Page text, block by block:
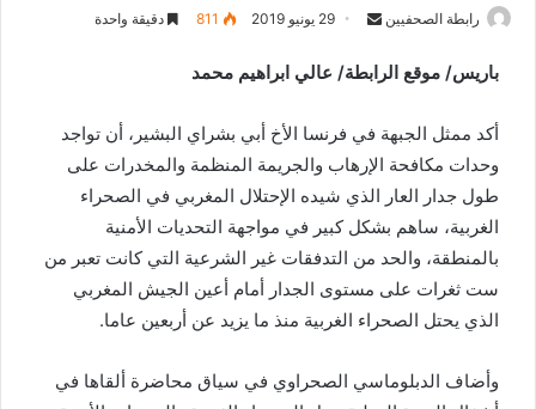
رابطة الصحفيين
n
a
n
e
m
29 يونيو 2019 811 دقيقة واحدة
باريس/ موقع الرابطة/ عالي ابراهيم محمد
أكد ممثل الجبهة في فرنسا الأخ أبي بشراي البشير، أن تواجد
وحدات مكافحة الإرهاب والجريمة المنظمة والمخدرات على
طول جدار العار الذي شيده الإحتلال المغربي في الصحراء
الغربية، ساهم بشكل كبير في مواجهة التحديات الأمنية
بالمنطقة، والحد من التدفقات غير الشرعية التي كانت تعبر من
ست ثغرات على مستوى الجدار أمام أعين الجيش المغربي
الذي يحتل الصحراء الغربية منذ ما يزيد عن أربعين عاما.
وأضاف الدبلوماسي الصحراوي في سياق محاضرة ألقاها في